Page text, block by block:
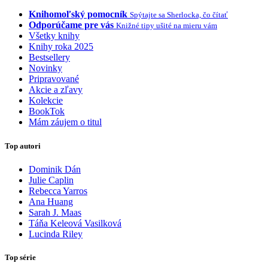
Knihomoľský pomocník Spýtajte sa Sherlocka, čo čítať
Odporúčame pre vás Knižné tipy ušité na mieru vám
Všetky knihy
Knihy roka 2025
Bestsellery
Novinky
Pripravované
Akcie a zľavy
Kolekcie
BookTok
Mám záujem o titul
Top autori
Dominik Dán
Julie Caplin
Rebecca Yarros
Ana Huang
Sarah J. Maas
Táňa Keleová Vasilková
Lucinda Riley
Top série